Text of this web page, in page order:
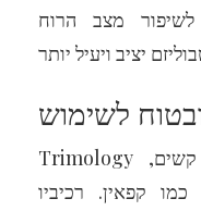
מצב הרוח
לשימוש
Trimology אינו מכיל חומרים סינתטיים קשים,
קפאין. רכיביו